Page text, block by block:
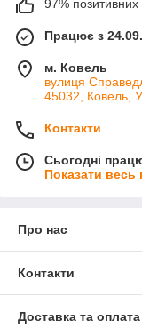
97% позитивних
Працює з
м. Ковель
вулиця
45032, Ковель,
Контакти
Сьогодні
Показати весь
Про нас
Контакти
Доставка та оплата